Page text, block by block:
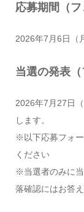
応募期間（フ
2026年7月6日（
当選の発表（
2026年7月27日
します。
※以下応募フォ
ください
※当選者のみに
落確認にはお答